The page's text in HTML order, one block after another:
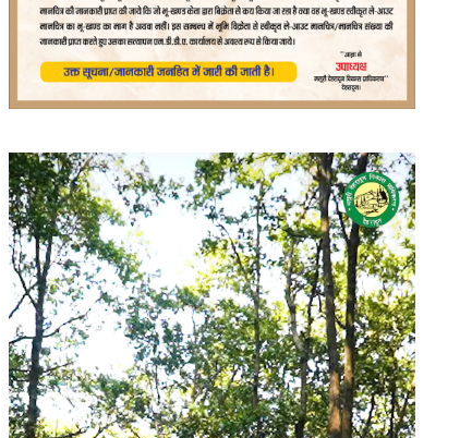
Video
Player